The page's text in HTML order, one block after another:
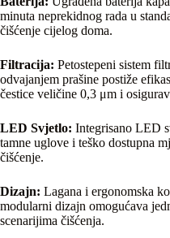
minuta neprekidnog rada u
čišćenje cijelog doma.
Filtracija: Petostepeni sistem
odvajanjem prašine postiže
čestice veličine 0,3 μm i
LED Svjetlo: Integrisano LED
tamne uglove i teško dostupna
čišćenje.
Dizajn: Lagana i ergonomska
modularni dizajn omogućava
scenarijima čišćenja.